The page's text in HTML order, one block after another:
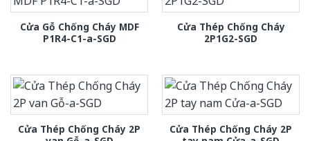
Cửa Gỗ Chống Cháy MDF
P1R4-C1-a-SGD
Cửa Thép Chống Cháy
2P1G2-SGD
Cửa Thép Chống Cháy 2P
Cửa Thép Chống Cháy 2P